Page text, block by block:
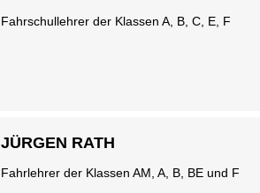
Fahrschullehrer der Klassen A, B, C, E, F
JÜRGEN RATH
Fahrlehrer der Klassen AM, A, B, BE und F